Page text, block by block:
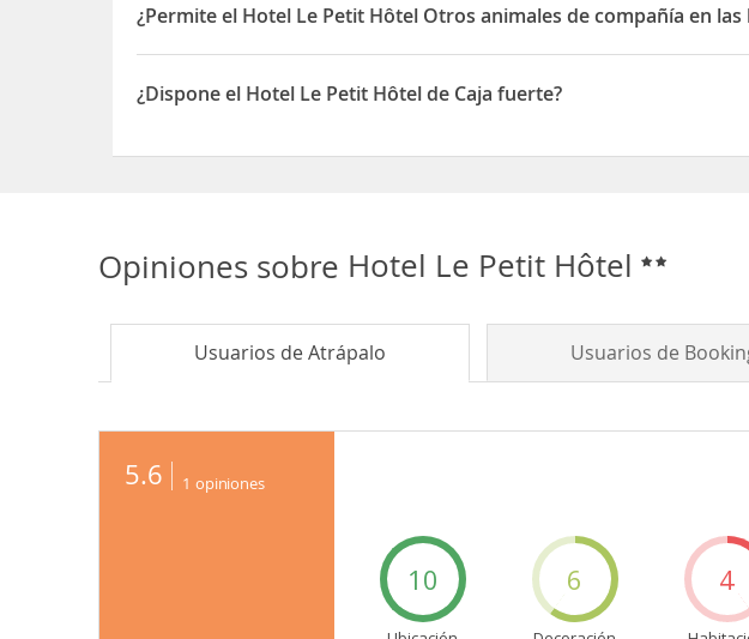
¿Permite el Hotel Le Petit Hôtel Otros animales de compañía en las
Sí, el Hotel Le Petit Hôtel permite Otros animales de compañía en las
¿Dispone el Hotel Le Petit Hôtel de Caja fuerte?
Opiniones sobre Hotel Le Petit Hôtel
Usuarios deAtrápalo Usuarios de
5.6 1 opiniones
10 6 4